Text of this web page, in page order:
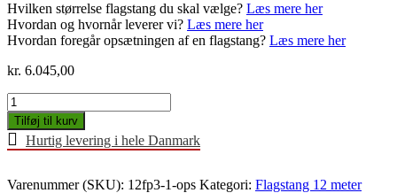
Hvilken størrelse flagstang du skal vælge? Læs mere her
Hvordan og hvornår leverer vi? Læs mere her
Hvordan foregår opsætningen af en flagstang? Læs mere her
kr. 6.045,00
Flagpakke
inkl.
opsætning
(12
antal
Tilføj til kurv
Hurtig levering i hele Danmark
Varenummer (SKU): 12fp3-1-ops Kategori: Flagstang 12 meter